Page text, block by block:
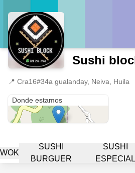
Sushi
📍 Cra16#34a gualanday, Neiva, Huila
Donde estamos
WOK
SUSHI
BURGUER
SUSHI
ESPECIAL